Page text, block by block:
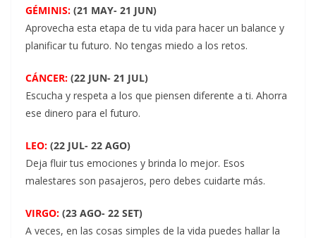
GÉMINIS: (21 MAY- 21 JUN)
Aprovecha esta etapa de tu vida para hacer un balance y
planificar tu futuro. No tengas miedo a los retos.
CÁNCER: (22 JUN- 21 JUL)
Escucha y respeta a los que piensen diferente a ti. Ahorra
ese dinero para el futuro.
LEO: (22 JUL- 22 AGO)
Deja fluir tus emociones y brinda lo mejor. Esos
malestares son pasajeros, pero debes cuidarte más.
VIRGO: (23 AGO- 22 SET)
A veces, en las cosas simples de la vida puedes hallar la